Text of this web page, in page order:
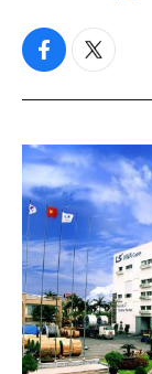
f
c
b
o
o
k
t
i
t
e
r